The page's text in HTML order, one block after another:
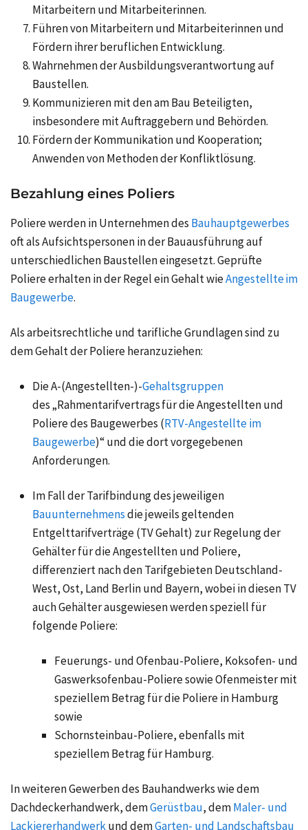
Mitarbeitern und Mitarbeiterinnen.
Führen von Mitarbeitern und Mitarbeiterinnen und
Fördern ihrer beruflichen Entwicklung.
Wahrnehmen der Ausbildungsverantwortung auf
Baustellen.
Kommunizieren mit den am Bau Beteiligten,
insbesondere mit Auftraggebern und Behörden.
Fördern der Kommunikation und Kooperation;
Anwenden von Methoden der Konfliktlösung.
Bezahlung eines Poliers
Poliere werden in Unternehmen des Bauhauptgewerbes
oft als Aufsichtspersonen in der Bauausführung auf
unterschiedlichen Baustellen eingesetzt. Geprüfte
Poliere erhalten in der Regel ein Gehalt wieAngestellte im
Baugewerbe.
Als arbeitsrechtliche und tarifliche Grundlagen sind zu
dem Gehalt der Poliere heranzuziehen:
Die A-(Angestellten-)-Gehaltsgruppen
des „Rahmentarifvertrags für die Angestellten und
Poliere des Baugewerbes (RTV-Angestellte im
Baugewerbe)“ und die dort vorgegebenen
Anforderungen.
Im Fall der Tarifbindung des jeweiligen
Bauunternehmensdie jeweils geltenden
Entgelttarifverträge (TV Gehalt) zur Regelung der
Gehälter für die Angestellten und Poliere,
differenziert nach den Tarifgebieten Deutschland-
West, Ost, Land Berlin und Bayern, wobei in diesen TV
auch Gehälter ausgewiesen werden speziell für
folgende Poliere:
Feuerungs- und Ofenbau-Poliere, Koksofen- und
Gaswerksofenbau-Poliere sowie Ofenmeister mit
speziellem Betrag für die Poliere in Hamburg
sowie
Schornsteinbau-Poliere, ebenfalls mit
speziellem Betrag für Hamburg.
In weiterenGewerben des Bauhandwerkswie dem
Dachdeckerhandwerk, demGerüstbau, demMaler- und
Lackiererhandwerkund demGarten- und Landschaftsbau